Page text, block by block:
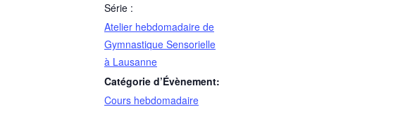
Série :
Atelier hebdomadaire de
Gymnastique Sensorielle
à Lausanne
Catégorie d’Évènement:
Cours hebdomadaire